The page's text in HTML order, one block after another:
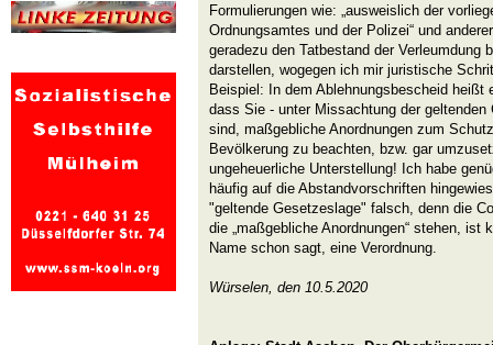
Formulierungen wie: „ausweislich der
Ordnungsamtes und der Polizei“ und
geradezu den Tatbestand der Verleumdung
darstellen, wogegen ich mir juristische
Beispiel: In dem Ablehnungsbescheid
dass Sie - unter Missachtung der
sind, maßgebliche Anordnungen zum
Bevölkerung zu beachten, bzw. gar
ungeheuerliche Unterstellung! Ich habe
häufig auf die Abstandvorschriften
"geltende Gesetzeslage" falsch, denn die
die „maßgebliche Anordnungen“ stehen, ist
Name schon sagt, eine Verordnung.
Würselen, den 10.5.2020